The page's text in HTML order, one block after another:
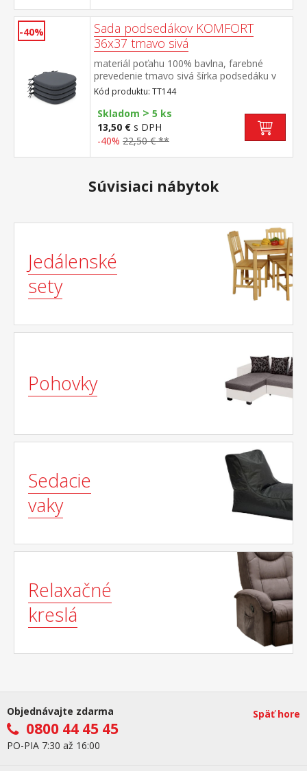
-40%
Sada podsedákov KOMFORT
36x37 tmavo sivá
materiál poťahu 100% bavlna, farebné
prevedenie tmavo sivá šírka podsedáku v
užšej časti 24 cm, v rohoch všité šnúrky na
pripevnenie poťah snímateľný a prateľný do
40 °C materiál výplne 100% PU (molitan)
balenie obsahuje 4 kusy podsedákov
Kód produktu: TT144
Skladom > 5 ks
13,50 € s DPH
-40% 22,50 € **
Súvisiaci nábytok
Jedálenské
sety
Pohovky
Sedacie
vaky
Relaxačné
kreslá
Objednávajte zdarma
0800 44 45 45
PO-PIA 7:30 až 16:00
Späť hore